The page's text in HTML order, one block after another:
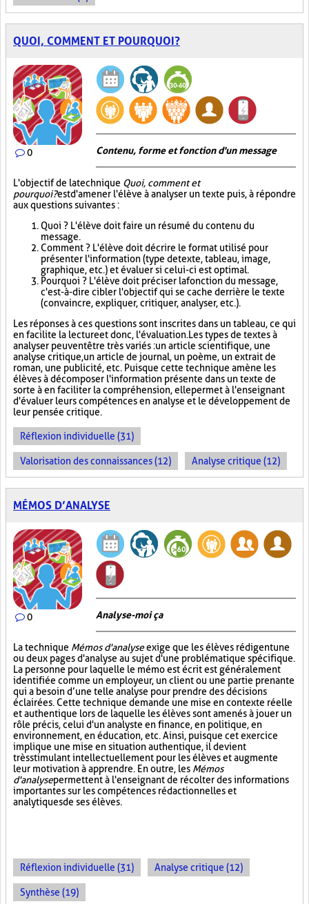
QUOI, COMMENT ET POURQUOI?
0 Contenu, forme et fonction d'un message
L'objectif de la technique Quoi, comment et
pourquoi?est d'amener l'élève à analyser un texte puis, à répondre
aux questions suivantes :
Quoi ? L'élève doit faire un résumé du contenu du
message.
Comment ? L'élève doit décrire le format utilisé pour
présenter l'information (type de texte, tableau, image,
graphique, etc.) et évaluer si celui-ci est optimal.
Pourquoi ? L'élève doit préciser la fonction du message,
c'est-à-dire cibler l'objectif qui se cache derrière le texte
(convaincre, expliquer, critiquer, analyser, etc.).
Les réponses à ces questions sont inscrites dans un tableau, ce qui
en facilite la lecture et donc, l'évaluation. Les types de textes à
analyser peuvent être très variés : un article scientifique, une
analyse critique, un article de journal, un poème, un extrait de
roman, une publicité, etc. Puisque cette technique amène les
élèves à décomposer l'information présente dans un texte de
sorte à en faciliter la compréhension, elle permet à l'enseignant
d'évaluer leurs compétences en analyse et le développement de
leur pensée critique.
Réflexion individuelle (31)
Valorisation des connaissances (12) Analyse critique (12)
MÉMOS D’ANALYSE
0 Analyse-moi ça
La technique Mémos d'analyseexige que les élèves rédigent une
ou deux pages d'analyse au sujet d'une problématique spécifique.
La personne pour laquelle le mémo est écrit est généralement
identifiée comme un employeur, un client ou une partie prenante
qui a besoin d’une telle analyse pour prendre des décisions
éclairées. Cette technique demande une mise en contexte réelle
et authentique lors de laquelle les élèves sont amenés à jouer un
rôle précis, celui d'un analyste en finance, en politique, en
environnement, en éducation, etc. Ainsi, puisque cet exercice
implique une mise en situation authentique, il devient
très stimulant intellectuellement pour les élèves et augmente
leur motivation à apprendre. En outre, les Mémos
d'analysepermettent à l'enseignant de récolter des informations
importantes sur les compétences rédactionnelles et
analytiques de ses élèves.
Réflexion individuelle (31) Analyse critique (12)
Synthèse (19)